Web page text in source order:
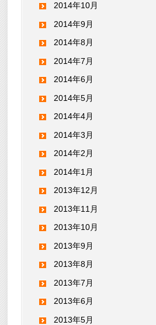
2014年10月
2014年9月
2014年8月
2014年7月
2014年6月
2014年5月
2014年4月
2014年3月
2014年2月
2014年1月
2013年12月
2013年11月
2013年10月
2013年9月
2013年8月
2013年7月
2013年6月
2013年5月